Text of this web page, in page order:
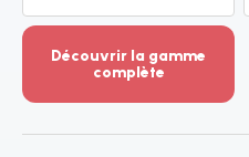
Découvrir la gamme
complète
-